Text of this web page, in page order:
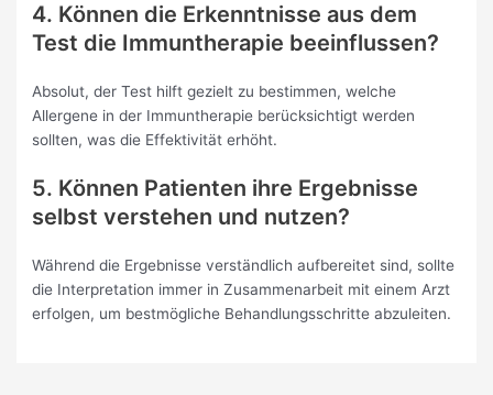
4. Können die Erkenntnisse aus dem
Test die Immuntherapie beeinflussen?
Absolut, der Test hilft gezielt zu bestimmen, welche
Allergene in der Immuntherapie berücksichtigt werden
sollten, was die Effektivität erhöht.
5. Können Patienten ihre Ergebnisse
selbst verstehen und nutzen?
Während die Ergebnisse verständlich aufbereitet sind, sollte
die Interpretation immer in Zusammenarbeit mit einem Arzt
erfolgen, um bestmögliche Behandlungsschritte abzuleiten.